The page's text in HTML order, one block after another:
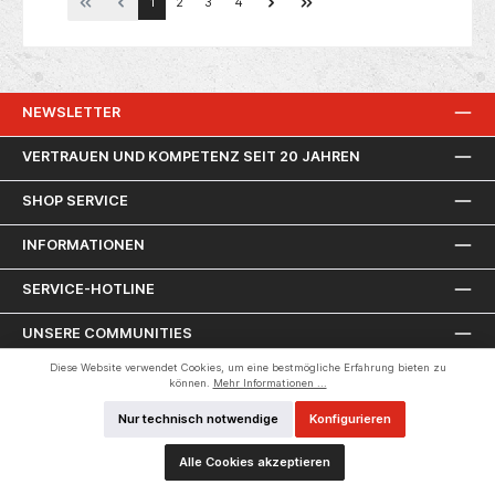
Italienisch, Spanisch Originalverpackt in Folie
NEWSLETTER
VERTRAUEN UND KOMPETENZ SEIT 20 JAHREN
SHOP SERVICE
INFORMATIONEN
SERVICE-HOTLINE
UNSERE COMMUNITIES
ZAHLUNGSARTEN
Diese Website verwendet Cookies, um eine bestmögliche Erfahrung bieten zu
können.
Mehr Informationen ...
Nur technisch notwendige Konfigurieren
Alle Cookies akzeptieren